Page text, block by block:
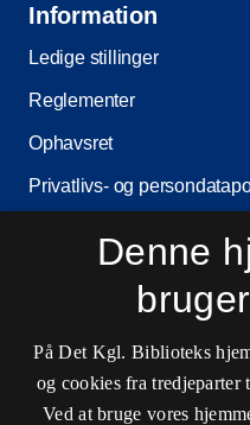
Information
Ledige stillinger
Reglementer
Ophavsret
Privatlivs- og
Driftsstatus
Cookieindstillinger
Denne
På Det Kgl. Biblioteks
og cookies fra tredjeparter
Ved at bruge vores